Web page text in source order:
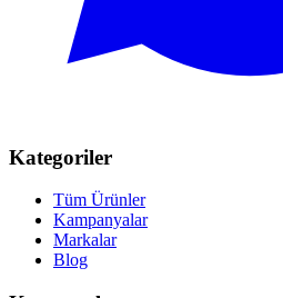
Kategoriler
Tüm Ürünler
Kampanyalar
Markalar
Blog